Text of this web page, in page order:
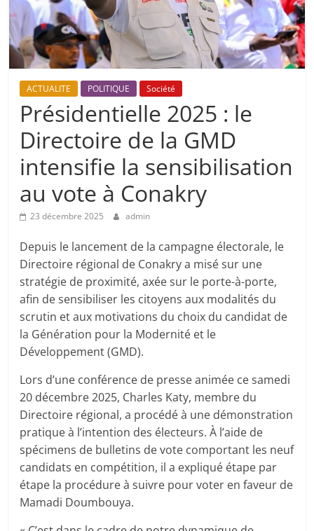
ACTUALITE POLITIQUE Société
Présidentielle 2025 : le
Directoire de la GMD
intensifie la sensibilisation
au vote à Conakry
23 décembre 2025 admin
Depuis le lancement de la campagne électorale, le
Directoire régional de Conakry a misé sur une
stratégie de proximité, axée sur le porte-à-porte,
afin de sensibiliser les citoyens aux modalités du
scrutin et aux motivations du choix du candidat de
la Génération pour la Modernité et le
Développement (GMD).
Lors d’une conférence de presse animée ce samedi
20 décembre 2025, Charles Katy, membre du
Directoire régional, a procédé à une démonstration
pratique à l’intention des électeurs. À l’aide de
spécimens de bulletins de vote comportant les neuf
candidats en compétition, il a expliqué étape par
étape la procédure à suivre pour voter en faveur de
Mamadi Doumbouya.